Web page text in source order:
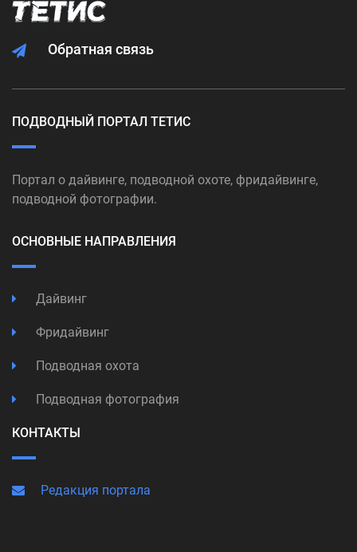
Обратная связь
ПОДВОДНЫЙ ПОРТАЛ ТЕТИС
Портал о дайвинге, подводной охоте, фридайвинге,
подводной фотографии.
ОСНОВНЫЕ НАПРАВЛЕНИЯ
Дайвинг
Фридайвинг
Подводная охота
Подводная фотография
КОНТАКТЫ
Редакция портала